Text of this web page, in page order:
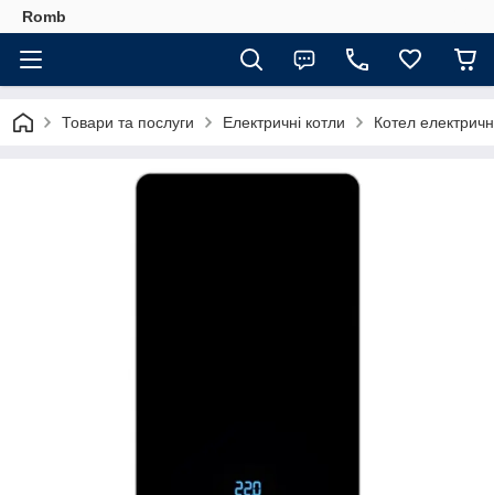
Romb
Товари та послуги Електричні котли Котел